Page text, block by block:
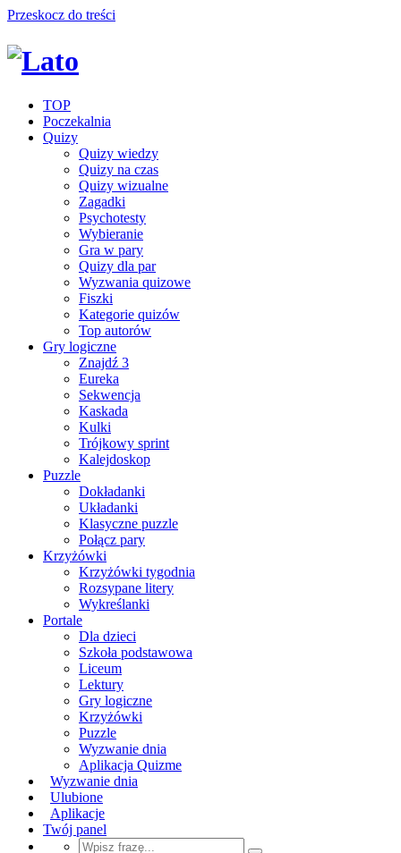
Przeskocz do treści
TOP
Poczekalnia
Quizy
Quizy wiedzy
Quizy na czas
Quizy wizualne
Zagadki
Psychotesty
Wybieranie
Gra w pary
Quizy dla par
Wyzwania quizowe
Fiszki
Kategorie quizów
Top autorów
Gry logiczne
Znajdź 3
Eureka
Sekwencja
Kaskada
Kulki
Trójkowy sprint
Kalejdoskop
Puzzle
Dokładanki
Układanki
Klasyczne puzzle
Połącz pary
Krzyżówki
Krzyżówki tygodnia
Rozsypane litery
Wykreślanki
Portale
Dla dzieci
Szkoła podstawowa
Liceum
Lektury
Gry logiczne
Krzyżówki
Puzzle
Wyzwanie dnia
Aplikacja Quizme
Wyzwanie dnia
Ulubione
Aplikacje
Twój panel